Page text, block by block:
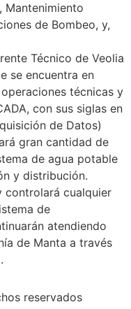
Mantenimiento
de Bombeo, y,
Técnico de Veolia
se encuentra en
técnicas y
con sus siglas en
de Datos)
gran cantidad de
de agua potable
y distribución.
controlará cualquier
de
atendiendo
de Manta a través
reservados